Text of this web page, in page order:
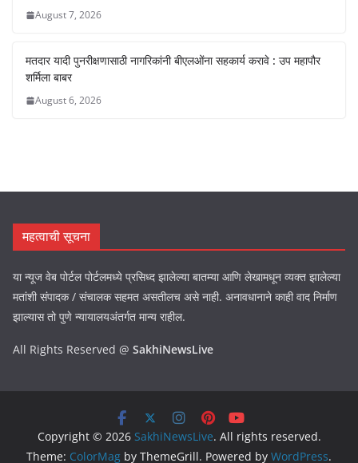
August 7, 2026
मतदार यादी पुनरीक्षणासाठी नागरिकांनी बीएलओंना सहकार्य करावे : उप महापौर
शर्मिला बाबर
August 6, 2026
महत्वाची सूचना
या न्यूज वेब पोर्टल पोर्टलमध्ये प्रसिध्द झालेल्या बातम्या आणि लेखामधून व्यक्त झालेल्या
मतांशी संपादक / संचालक सहमत असतीलच असे नाही. अनावधानाने काही वाद निर्माण
झाल्यास तो पुणे न्यायालयअंतर्गत मान्य राहील.
All Rights Reserved @ SakhiNewsLive
Copyright © 2026 SakhiNewsLive. All rights reserved.
Theme: ColorMag by ThemeGrill. Powered by WordPress.